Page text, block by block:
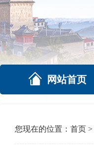
网站首页
您现在的位置： 首页 >